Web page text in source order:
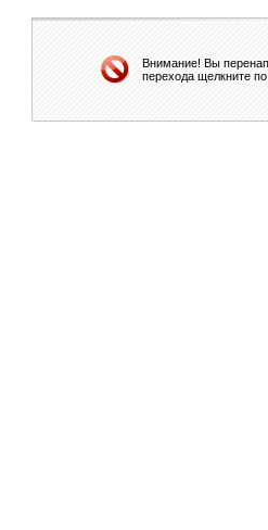
Внимание! Вы
перехода щелкните